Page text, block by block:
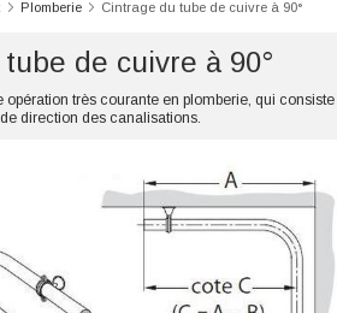
Plomberie Cintrage du tube de cuivre à 90°
de cuivre à 90°
opération très courante en plomberie, qui
direction des canalisations.